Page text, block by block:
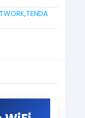
,TENDA